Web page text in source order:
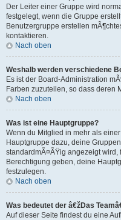
Der Leiter einer Gruppe wird
festgelegt, wenn die Gruppe
Benutzergruppe erstellen
kontaktieren.
Nach oben
Weshalb werden verschiedene
Es ist der Board-Administration
Farben zuzuteilen, so dass deren
Nach oben
Was ist eine Hauptgruppe?
Wenn du Mitglied in mehr als
Hauptgruppe dazu, deine
standardmÃ¤ÃŸig angezeigt wird,
Berechtigung geben, deine
festzulegen.
Nach oben
Was bedeutet der â€žDas
Auf dieser Seite findest du eine